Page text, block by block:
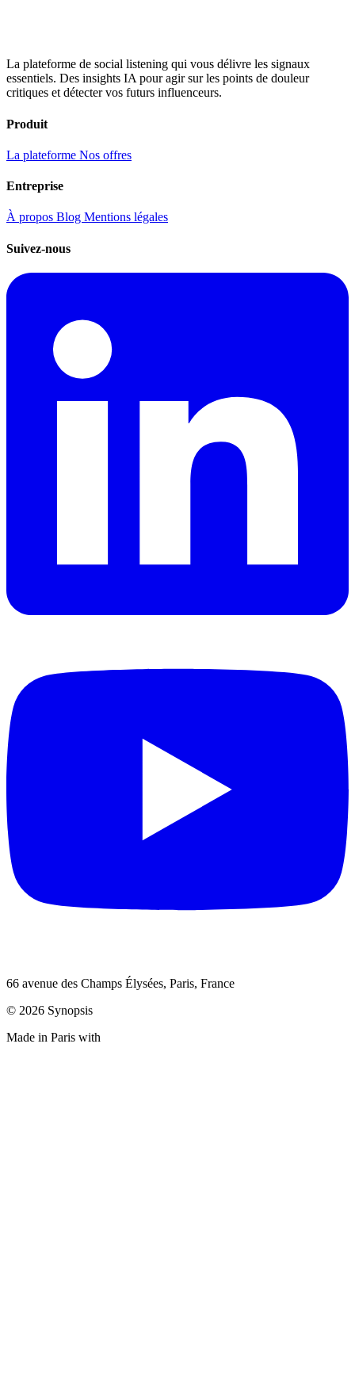
La plateforme de social listening qui vous délivre les signaux
essentiels. Des insights IA pour agir sur les points de douleur
critiques et détecter vos futurs influenceurs.
Produit
La plateforme Nos offres
Entreprise
À propos Blog Mentions légales
Suivez-nous
66 avenue des Champs Élysées, Paris, France
© 2026 Synopsis
Made in Paris with